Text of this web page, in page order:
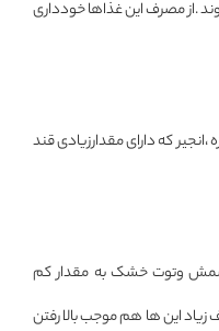
.از مصرف این غذاها خودداری
که دارای مقدارزیادی قند
وتوت خشک به مقدار کم
این ها هم موجب بالا رفتن